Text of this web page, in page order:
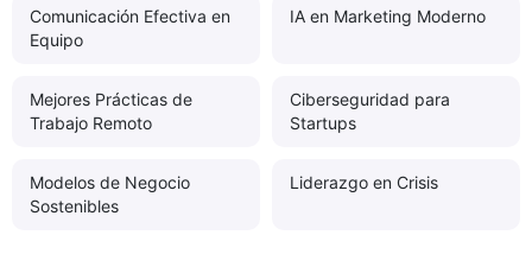
Comunicación Efectiva en
Equipo
IA en Marketing Moderno
Mejores Prácticas de
Trabajo Remoto
Ciberseguridad para
Startups
Modelos de Negocio
Sostenibles
Liderazgo en Crisis